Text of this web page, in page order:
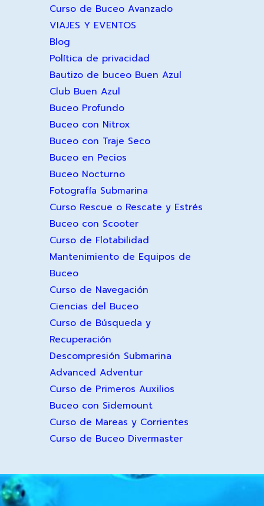
Curso de Buceo Avanzado
VIAJES Y EVENTOS
Blog
Política de privacidad
Bautizo de buceo Buen Azul
Club Buen Azul
Buceo Profundo
Buceo con Nitrox
Buceo con Traje Seco
Buceo en Pecios
Buceo Nocturno
Fotografía Submarina
Curso Rescue o Rescate y Estrés
Buceo con Scooter
Curso de Flotabilidad
Mantenimiento de Equipos de
Buceo
Curso de Navegación
Ciencias del Buceo
Curso de Búsqueda y
Recuperación
Descompresión Submarina
Advanced Adventur
Curso de Primeros Auxilios
Buceo con Sidemount
Curso de Mareas y Corrientes
Curso de Buceo Divermaster